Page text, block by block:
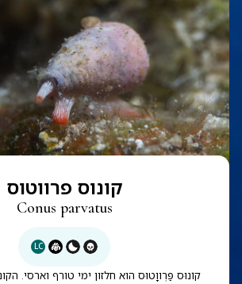
קונוס פרווטוס
Conus parvatus
LC
קוֹנוּס פַּרְווָטוּס הוא חלזון ימי טורף וארסי.